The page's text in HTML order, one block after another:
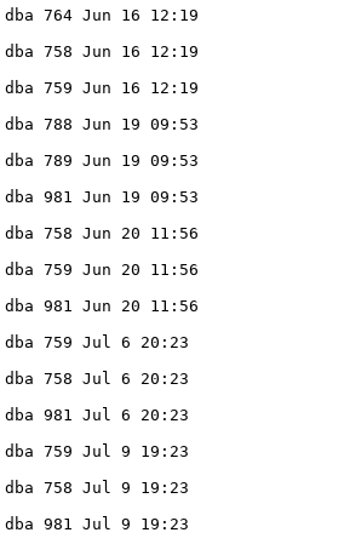
764 Jun 16 12:19
758 Jun 16 12:19
759 Jun 16 12:19
788 Jun 19 09:53
789 Jun 19 09:53
981 Jun 19 09:53
758 Jun 20 11:56
759 Jun 20 11:56
981 Jun 20 11:56
759 Jul 6 20:23
758 Jul 6 20:23
981 Jul 6 20:23
759 Jul 9 19:23
758 Jul 9 19:23
981 Jul 9 19:23